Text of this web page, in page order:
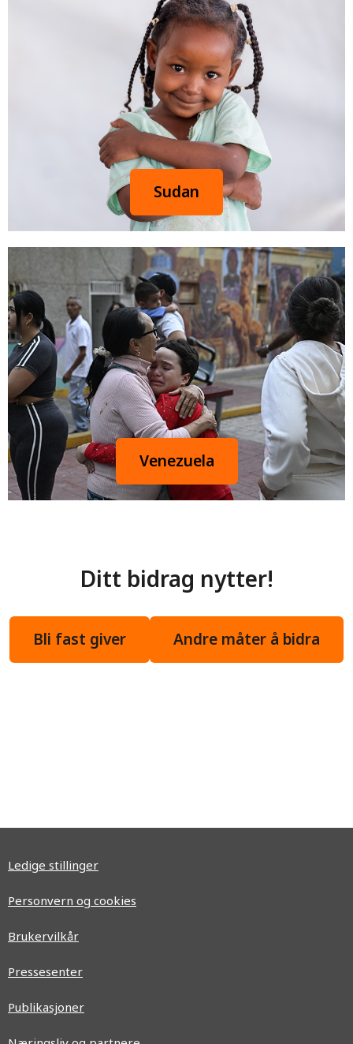
Sudan
Venezuela
Ditt bidrag nytter!
Bli fast giver Andre måter å bidra
Ledige stillinger
Personvern og cookies
Brukervilkår
Pressesenter
Publikasjoner